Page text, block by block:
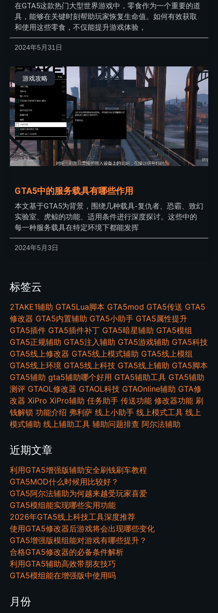
在GTA5这款热门大型世界游戏中，零食作为一个重要的道
具，能够在关键时刻帮助玩家恢复生命值。如何有效获取
和使用这些零食，不仅能提升游戏体验，
2024年5月31日
游戏攻略
GTA5中的服务载具有哪些作用
本文基于GTA5为背景，围绕几种载具-复仇者、恐霸、致幻
实验室、虎鲸的功能、适用条件进行深度探讨。这些中的
每一种服务载具在特定环境下都能发挥
2024年5月3日
标签云
2TAKE1辅助 GTA5Lua脚本 GTA5mod GTA5传送 GTA5
修改器 GTA5内置辅助 GTA5小助手 GTA5属性提升
GTA5插件 GTA5插件补丁 GTA5暗星辅助 GTA5模组
GTA5正规辅助 GTA5注入辅助 GTA5游戏辅助 GTA5科技
GTA5线上修改器 GTA5线上模式辅助 GTA5线上模组
GTA5线上环境 GTA5线上科技 GTA5线上辅助 GTA5脚本
GTA5辅助 gta5辅助哪个好用 GTA5辅助工具 GTA5辅助
测评 GTAOL修改器 GTAOL科技 GTAOnline辅助 GTA修
改器 XiPro XiPro辅助 任务助手 传送功能 修改器功能 刷
钱解锁 功能介绍 弗利萨 线上小助手 线上模式工具 线上
模式辅助 线上辅助工具 辅助问题排查 阿尔法辅助
近期文章
利用GTA5增强版辅助安全刷钱刷车教程
GTA5MOD什么时候用比较好？
GTA5阿尔法辅助为何越来越受玩家喜爱
GTA5模组能实现哪些实用功能
2026年GTA5线上科技工具深度推荐
使用GTA5修改器后游戏将会出现哪些变化
GTA5增强版模组能对游戏有哪些提升？
合格GTA5修改器的必备条件解析
利用GTA5辅助高效带朋友技巧
GTA5模组能在增强版中使用吗
月份